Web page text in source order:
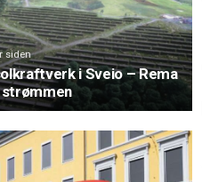
siden
i Sveio – Rema